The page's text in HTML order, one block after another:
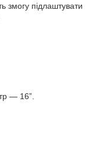
змогу підлаштувати
— 16”.